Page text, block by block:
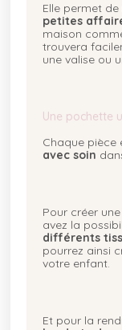
Elle permet
petites
maison
trouvera
une valise ou
Une pochette
Chaque pièce
avec soin
Pour créer
avez la
différents
pourrez ainsi
votre enfant.
Et pour la